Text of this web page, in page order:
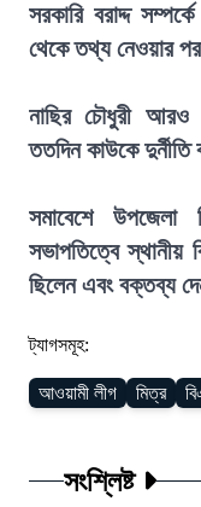
সরকারি বরাদ্দ
থেকে তথ্য নেওয়ার
নাছির চৌধুরী আরও
ততদিন কাউকে
সমাবেশে
সভাপতিত্বে স্থানীয়
ছিলেন এবং বক্তব্য
ট্যাগসমূহ:
আওয়ামী লীগ মিত্র
সংশ্লিষ্ট